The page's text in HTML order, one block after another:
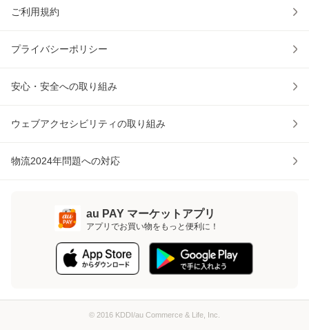
ご利用規約
プライバシーポリシー
安心・安全への取り組み
ウェブアクセシビリティの取り組み
物流2024年問題への対応
au PAY マーケットアプリ
アプリでお買い物をもっと便利に！
© 2016 KDDI/au Commerce & Life, Inc.